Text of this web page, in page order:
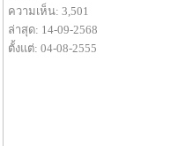
ความเห็น: 3,501
ล่าสุด: 14-09-2568
ตั้งแต่: 04-08-2555